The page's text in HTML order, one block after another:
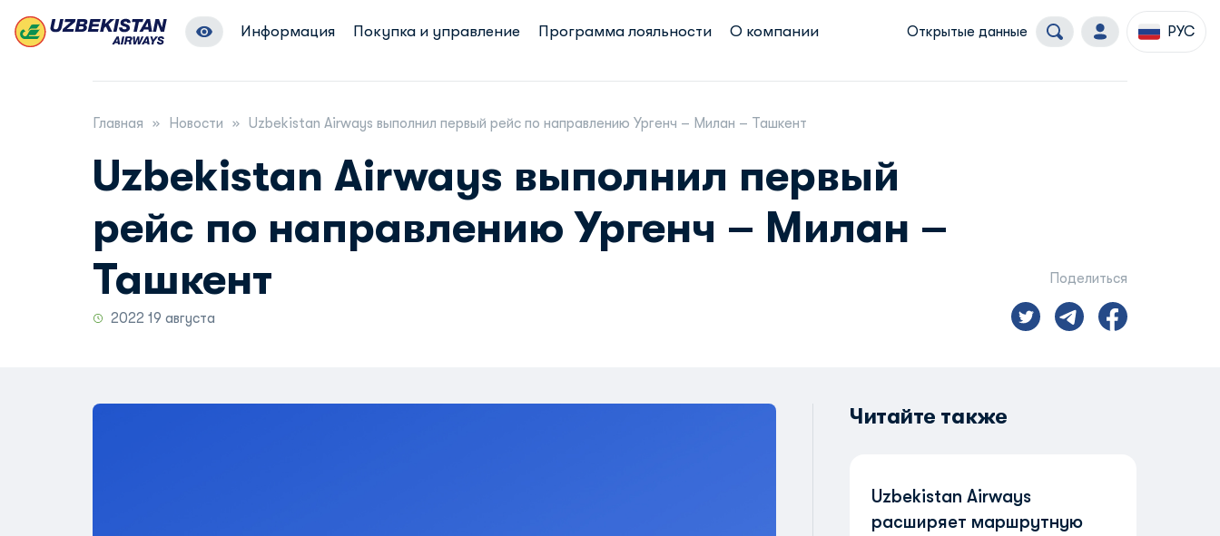
Информация Покупка и управление Программа лояльности О компании Открытые данные РУС
Главная Новости Uzbekistan Airways выполнил первый рейс по направлению Ургенч – Милан – Ташкент
Uzbekistan Airways выполнил первый
рейс по направлению Ургенч – Милан –
Ташкент
2022 19 августа
Поделиться
Читайте также
Uzbekistan Airways
расширяет маршрутную